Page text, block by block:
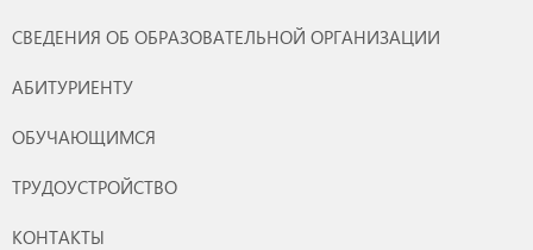
СВЕДЕНИЯ ОБ ОБРАЗОВАТЕЛЬНОЙ ОРГАНИЗАЦИИ
АБИТУРИЕНТУ
ОБУЧАЮЩИМСЯ
ТРУДОУСТРОЙСТВО
КОНТАКТЫ